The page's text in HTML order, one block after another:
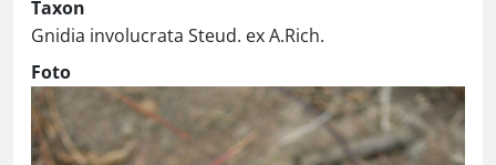
Taxon
Gnidia involucrata Steud. ex A.Rich.
Foto